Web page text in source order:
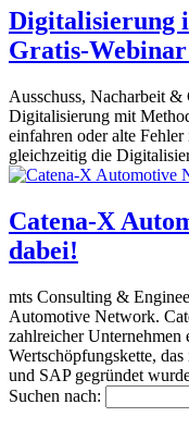
Digitalisierung
Gratis-Webinar
Ausschuss, Nacharbeit
Digitalisierung mit
einfahren oder alte
gleichzeitig die
Catena-X
dabei!
mts Consulting &
Automotive Network.
zahlreicher Unternehmen
Wertschöpfungskette,
und SAP gegründet
Suchen nach: